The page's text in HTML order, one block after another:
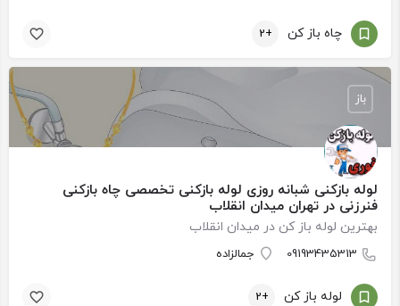
چاه باز کن +2
لوله بازکنی شبانه روزی لوله بازکنی تخصصی چاه بازکنی
فنرزنی در تهران میدان انقلاب
بهترین لوله باز کن در میدان انقلاب
09193435313 جمالزاده
باز
لوله باز کن +2